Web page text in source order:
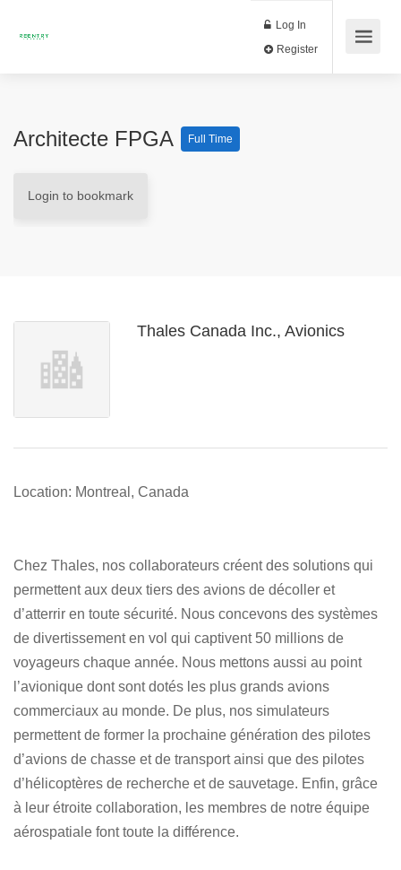
Log In
Architecte FPGA Full Time
Login to bookmark
Thales Canada Inc., Avionics
Location: Montreal, Canada
Chez Thales, nos collaborateurs créent des solutions qui
permettent aux deux tiers des avions de décoller et
d’atterrir en toute sécurité. Nous concevons des systèmes
de divertissement en vol qui captivent 50 millions de
voyageurs chaque année. Nous mettons aussi au point
l’avionique dont sont dotés les plus grands avions
commerciaux au monde. De plus, nos simulateurs
permettent de former la prochaine génération des pilotes
d’avions de chasse et de transport ainsi que des pilotes
d’hélicoptères de recherche et de sauvetage. Enfin, grâce
à leur étroite collaboration, les membres de notre équipe
aérospatiale font toute la différence.